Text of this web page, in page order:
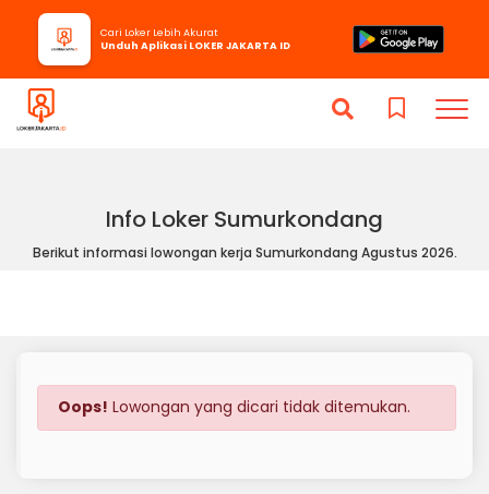
Info Loker Sumurkondang
Berikut informasi lowongan kerja Sumurkondang Agustus 2026.
Cari Loker Lebih Akurat
Unduh Aplikasi LOKER JAKARTA ID
Oops! Lowongan yang dicari tidak ditemukan.